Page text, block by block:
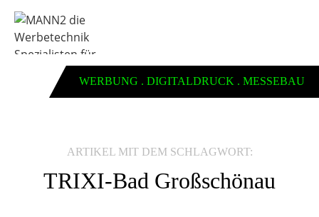
WERBUNG . DIGITALDRUCK . MESSEBAU
ARTIKEL MIT DEM SCHLAGWORT:
TRIXI-Bad Großschönau